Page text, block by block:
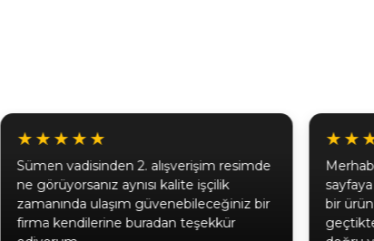
★★★★★
Sümen vadisinden 2. alışverişim resimde
ne görüyorsanız aynısı kalite işçilik
zamanında ulaşım güvenebileceğiniz bir
firma kendilerine buradan teşekkür
bir